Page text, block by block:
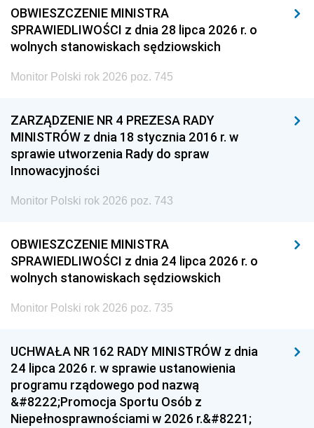
OBWIESZCZENIE MINISTRA
SPRAWIEDLIWOŚCI z dnia 28 lipca 2026 r. o
wolnych stanowiskach sędziowskich
Monitor Polski rok 2026 poz. 745
ZARZĄDZENIE NR 4 PREZESA RADY
MINISTRÓW z dnia 18 stycznia 2016 r. w
sprawie utworzenia Rady do spraw
Innowacyjności
Monitor Polski rok 2026 poz. 743
OBWIESZCZENIE MINISTRA
SPRAWIEDLIWOŚCI z dnia 24 lipca 2026 r. o
wolnych stanowiskach sędziowskich
Monitor Polski rok 2026 poz. 735
UCHWAŁA NR 162 RADY MINISTRÓW z dnia
24 lipca 2026 r. w sprawie ustanowienia
programu rządowego pod nazwą
&#8222;Promocja Sportu Osób z
Niepełnosprawnościami w 2026 r.&#8221;